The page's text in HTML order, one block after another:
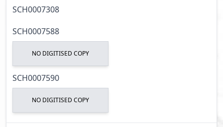
SCH0007308
SCH0007588
NO DIGITISED COPY
SCH0007590
NO DIGITISED COPY